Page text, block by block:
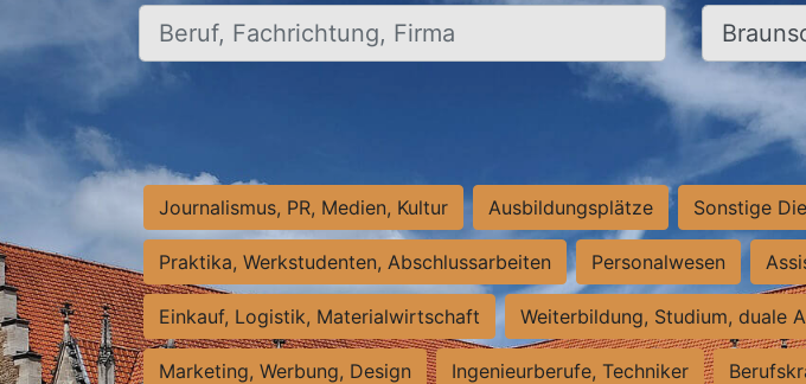
Beruf, Fachrichtung, Firma Ort, Stadt
Journalismus, PR, Medien, Kultur Ausbildungsplätze Sonstige
Praktika, Werkstudenten, Abschlussarbeiten Personalwesen
Einkauf, Logistik, Materialwirtschaft Weiterbildung, Studium, duale
Marketing, Werbung, Design Ingenieurberufe, Techniker